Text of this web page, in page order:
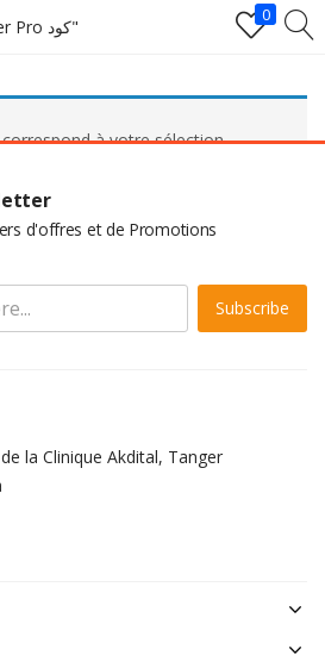
Tagged: "IBO Player Pro كود"
0
password to login.
Lost password?
à votre sélection.
d'offres et de Promotions
Subscribe
la Clinique Akdital, Tanger